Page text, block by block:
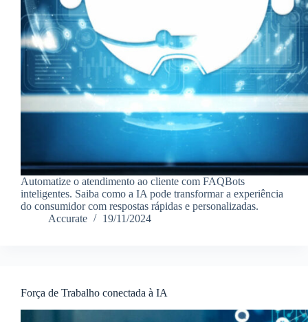
Automatize o atendimento ao cliente com FAQBots
inteligentes. Saiba como a IA pode transformar a experiência
do consumidor com respostas rápidas e personalizadas.
Accurate
19/11/2024
Força de Trabalho conectada à IA